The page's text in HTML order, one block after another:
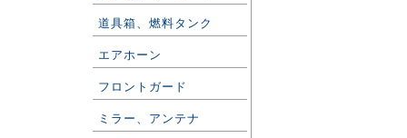
道具箱、燃料タンク
エアホーン
フロントガード
ミラー、アンテナ